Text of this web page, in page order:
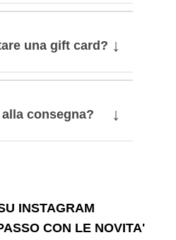
una gift card? ↓
consegna? ↓
INSTAGRAM
CON LE NOVITA'